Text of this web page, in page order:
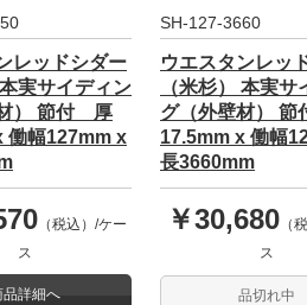
レッドシダー
本実サイディン
） 節付 厚
働幅127mm x
（税込）/ケー
ス
品詳細へ
SH-127-3660
ウエスタンレッ
（米杉） 本実サ
グ（外壁材）
17.5mm x 働幅
長3660mm
￥30,680（
ス
品切れ中